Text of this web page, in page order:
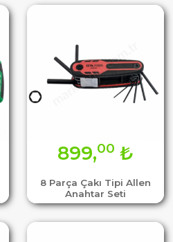
8 Parça Çakı Tipi Allen
Anahtar Seti
899,00 ₺